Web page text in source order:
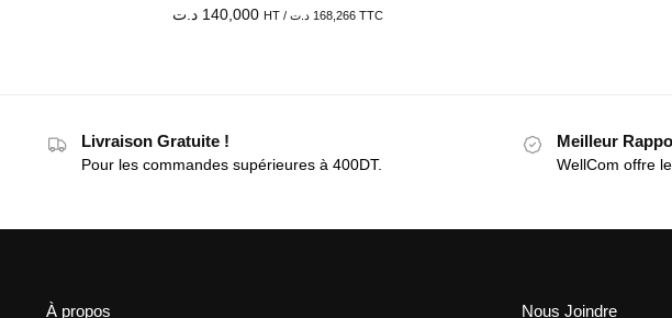
140,000 د.ت HT / 168,266 د.ت TTC
Livraison Gratuite !
Pour les commandes supérieures à 400DT.
Meilleur
WellCom offre
À propos Nous Joindre